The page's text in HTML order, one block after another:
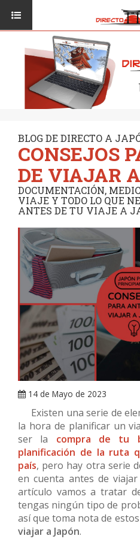
ISI
BLOG DE DIRECTO A
CONSEJOS
DE VIAJAR
DOCUMENTACIÓN,
VIAJE Y TODO LO QUE
ANTES DE TU VIAJE A
14 de Mayo de 2023
Existen una serie de
la hora de planificar un
ser la compra de tu
planificación de la ruta
país, pero hay otra serie
en cuenta antes de
artículo vamos a tratar
tengas ningún tipo de
así que toma nota de estos
viajar a Japón.
VIAJAR A JAPÓN
VUELOS
TRANSPORTE
DESTINOS
RUTAS / MAPAS
CULTURA
RESTAURANTES
SEGUROS
ARRAY